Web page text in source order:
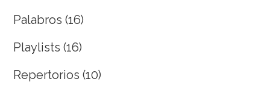
Palabros (16)
Playlists (16)
Repertorios (10)